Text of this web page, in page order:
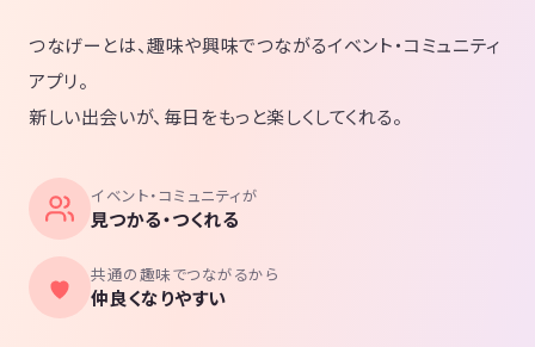
①オカルト的な事、都市伝説、怖い話が好きな方😊
②LINEのぐるちゃに参加可能です🙋‍♂️
③オフに参加する強ーい意思がある方🙋‍♀️
（メイン活動）
④オカルトな話をして引かない友達が欲しい人🤗
つなげーとは、趣味や興味でつながるイベント・コミュニティ
アプリ。
新しい出会いが、毎日をもっと楽しくしてくれる。
イベント・コミュニティが
見つかる・つくれる
共通の趣味でつながるから
仲良くなりやすい